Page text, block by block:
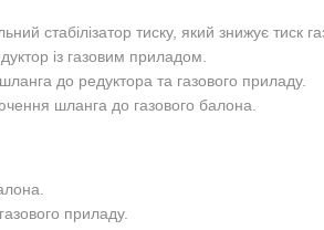
стабілізатор тиску, який знижує тиск
із газовим приладом.
до редуктора та газового приладу.
шланга до газового балона.
приладу.